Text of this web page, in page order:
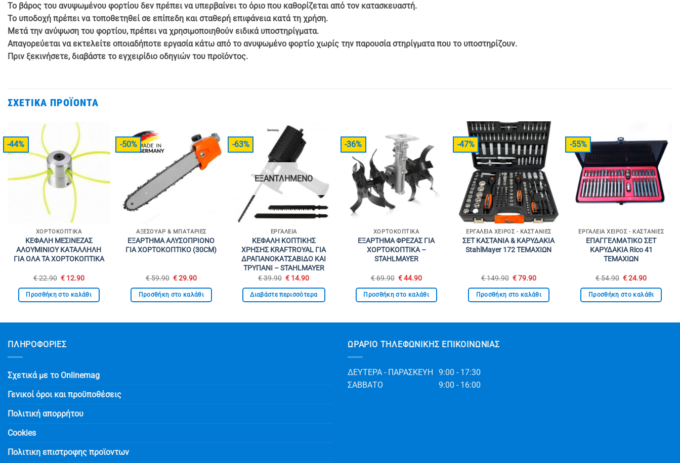
Το βάρος του ανυψωμένου φορτίου δεν πρέπει να υπερβαίνει το όριο που καθορίζεται από τον κατασκευαστή.
Το υποδοχή πρέπει να τοποθετηθεί σε επίπεδη και σταθερή επιφάνεια κατά τη χρήση.
Μετά την ανύψωση του φορτίου, πρέπει να χρησιμοποιηθούν ειδικά υποστηρίγματα.
Απαγορεύεται να εκτελείτε οποιαδήποτε εργασία κάτω από το ανυψωμένο φορτίο χωρίς την παρουσία στηρίγματα που το υποστηρίζουν.
Πριν ξεκινήσετε, διαβάστε το εγχειρίδιο οδηγιών του προϊόντος.
ΣΧΕΤΙΚΆ ΠΡΟΪΌΝΤΑ
-44%
ΧΟΡΤΟΚΟΠΤΙΚΆ
ΚΕΦΑΛΗ ΜΕΣΙΝΕΖΑΣ
ΑΛΟΥΜΙΝΙΟΥ ΚΑΤΑΛΛΗΛΗ
ΓΙΑ ΟΛΑ ΤΑ ΧΟΡΤΟΚΟΠΤΙΚΑ
€22.90 Original
was:
€ 22.90.
€12.90Η
τιμή
είναι:
Προσθήκη στο καλάθι
-50%
ΑΞΕΣΟΥΆΡ & ΜΠΑΤΑΡΊΕΣ
ΕΞΑΡΤΗΜΑ ΑΛΥΣΟΠΡΙΟΝΟ
ΓΙΑ ΧΟΡΤΟΚΟΠΤΙΚΟ (30CM)
€59.90 Original
was:
€ 59.90.
€29.90Η
τιμή
είναι:
Προσθήκη στο καλάθι
-63%
ΕΞΑΝΤΛΗΜΈΝΟ
ΕΡΓΑΛΕΊΑ
ΚΕΦΑΛΗ ΚΟΠΤΙΚΗΣ
ΧΡΗΣΗΣ KRAFTROYAL ΓΙΑ
ΔΡΑΠΑΝΟΚΑΤΣΑΒΙΔΟ ΚΑΙ
ΤΡΥΠΑΝΙ – STAHLMAYER
€39.90 Original
was:
€ 39.90.
€ 14.90Η
τιμή
είναι:
Διαβάστε περισσότερα
-36%
ΧΟΡΤΟΚΟΠΤΙΚΆ
ΕΞΑΡΤΗΜΑ ΦΡΕΖΑΣ ΓΙΑ
ΧΟΡΤΟΚΟΠΤΙΚΑ –
STAHLMAYER
€69.90 Original
was:
€ 69.90.
€44.90Η
τιμή
είναι:
Προσθήκη στο καλάθι
-47%
ΕΡΓΑΛΕΊΑ ΧΕΙΡΌΣ - ΚΑΣΤΆΝΙΕΣ
ΣΕΤ ΚΑΣΤΑΝΙΑ & ΚΑΡΥΔΑΚΙΑ
StahlMayer 172 ΤΕΜΑΧΙΩΝ
€149.90 Original
was:
€ 149.90.
€79.90Η
τιμή
είναι:
Προσθήκη στο καλάθι
-55%
ΕΡΓΑΛΕΊΑ ΧΕΙΡΌΣ - ΚΑΣΤΆΝΙΕΣ
ΕΠΑΓΓΕΛΜΑΤΙΚΟ ΣΕΤ
ΚΑΡΥΔΑΚΙΑ Rico 41
ΤΕΜΑΧΙΩΝ
€54.90 Original
was:
€ 54.90.
€24.90Η
τιμή
είναι:
Προσθήκη στο καλάθι
ΠΛΗΡΟΦΟΡΙΕΣ
Σχετικά με το Onlinemag
Γενικοί όροι και προϋποθέσεις
Πολιτική απορρήτου
Cookies
Πολιτικη επιστροφης προϊοντων
ΩΡΆΡΙΟ ΤΗΛΕΦΩΝΙΚΉΣ ΕΠΙΚΟΙΝΩΝΊΑΣ
ΔΕΥΤΕΡΑ - ΠΑΡΑΣΚΕΥΗ
9:00 - 17:30
ΣΑΒΒΑΤΟ
9:00 - 16:00